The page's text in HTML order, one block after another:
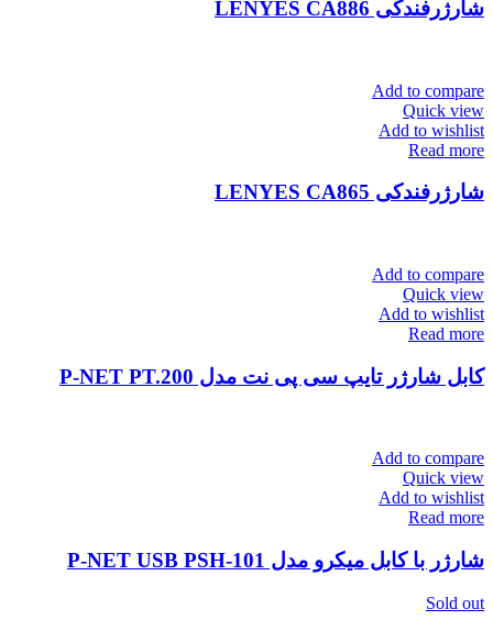
شارژرفندکی LENYES CA886
Add to compare
Quick view
Add to wishlist
Read more
شارژرفندکی LENYES CA865
Add to compare
Quick view
Add to wishlist
Read more
کابل شارژر تایپ سی پی نت مدل P-NET PT.200
Add to compare
Quick view
Add to wishlist
Read more
شارژر با کابل میکرو مدل P-NET USB PSH-101
Sold out